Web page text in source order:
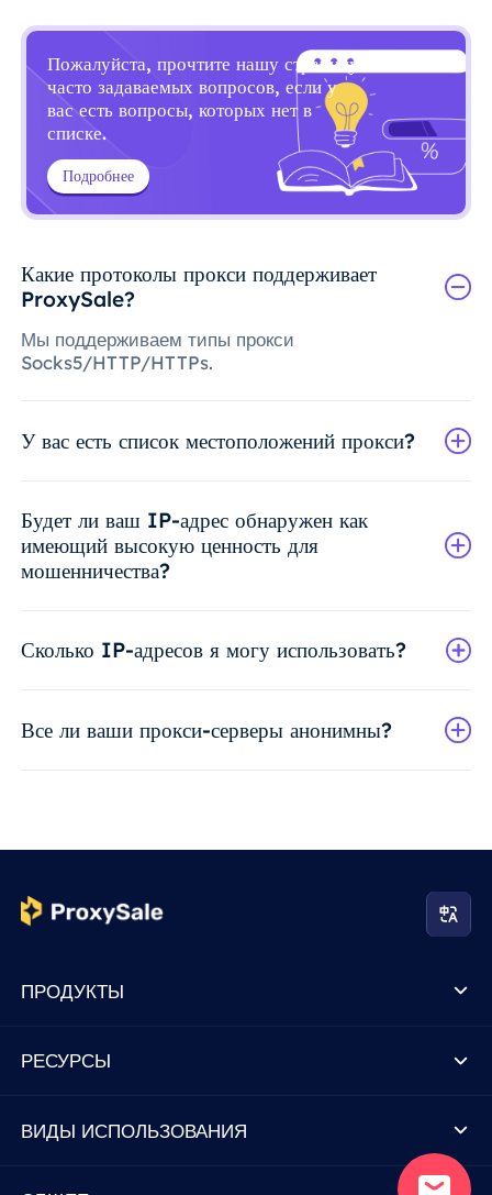
Пожалуйста, прочтите нашу страницу
часто задаваемых вопросов, если у
вас есть вопросы, которых нет в
списке.
Подробнее
Какие протоколы прокси поддерживает
ProxySale?
Мы поддерживаем типы прокси
Socks5/HTTP/HTTPs.
У вас есть список местоположений прокси?
Будет ли ваш IP-адрес обнаружен как
имеющий высокую ценность для
мошенничества?
Сколько IP-адресов я могу использовать?
Все ли ваши прокси-серверы анонимны?
ПРОДУКТЫ
РЕСУРСЫ
ВИДЫ ИСПОЛЬЗОВАНИЯ